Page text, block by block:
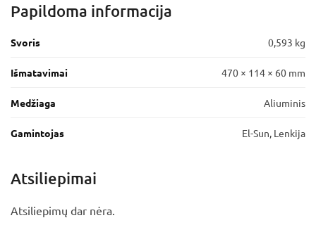
Papildoma informacija
Svoris 0,593 kg
Išmatavimai 470 × 114 × 60 mm
Medžiaga Aliuminis
Gamintojas El-Sun, Lenkija
Atsiliepimai
Atsiliepimų dar nėra.